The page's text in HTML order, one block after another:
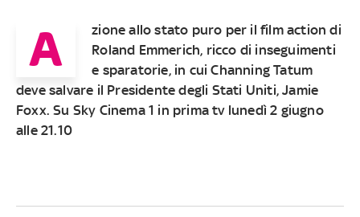
A
zione allo stato puro per il film action di
Roland Emmerich, ricco di inseguimenti
e sparatorie, in cui Channing Tatum
deve salvare il Presidente degli Stati Uniti, Jamie
Foxx. Su Sky Cinema 1 in prima tv lunedì 2 giugno
alle 21.10